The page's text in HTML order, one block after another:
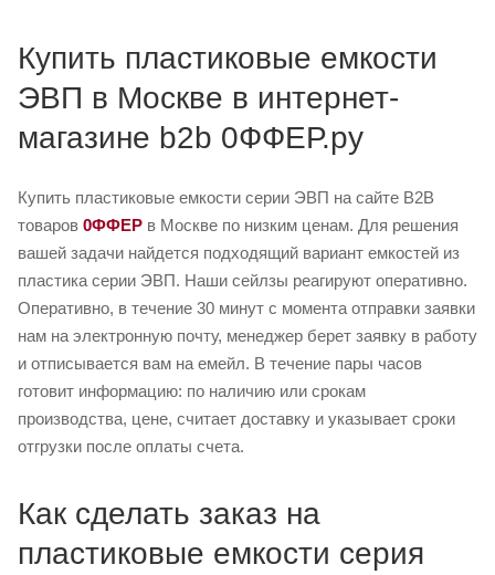
Купить пластиковые емкости
ЭВП в Москве в интернет-
магазине b2b 0ФФЕР.ру
Купить пластиковые емкости серии ЭВП на сайте B2B
товаров 0ФФЕР в Москве по низким ценам. Для решения
вашей задачи найдется подходящий вариант емкостей из
пластика серии ЭВП. Наши сейлзы реагируют оперативно.
Оперативно, в течение 30 минут с момента отправки заявки
нам на электронную почту, менеджер берет заявку в работу
и отписывается вам на емейл. В течение пары часов
готовит информацию: по наличию или срокам
производства, цене, считает доставку и указывает сроки
отгрузки после оплаты счета.
Как сделать заказ на
пластиковые емкости серия